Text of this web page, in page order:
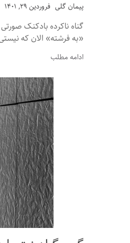
پیمان گلی فروردین ۲۹, ۱۴۰۱
گناه ناکرده بادکنک
«به فرشته» الان که
ادامه مطلب